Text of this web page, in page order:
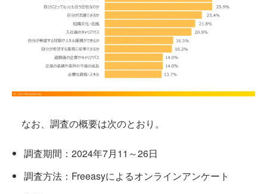
なお、調査の概要は次のとおり。
調査期間：2024年7月11～26日
調査方法：Freeasyによるオンラインアンケート